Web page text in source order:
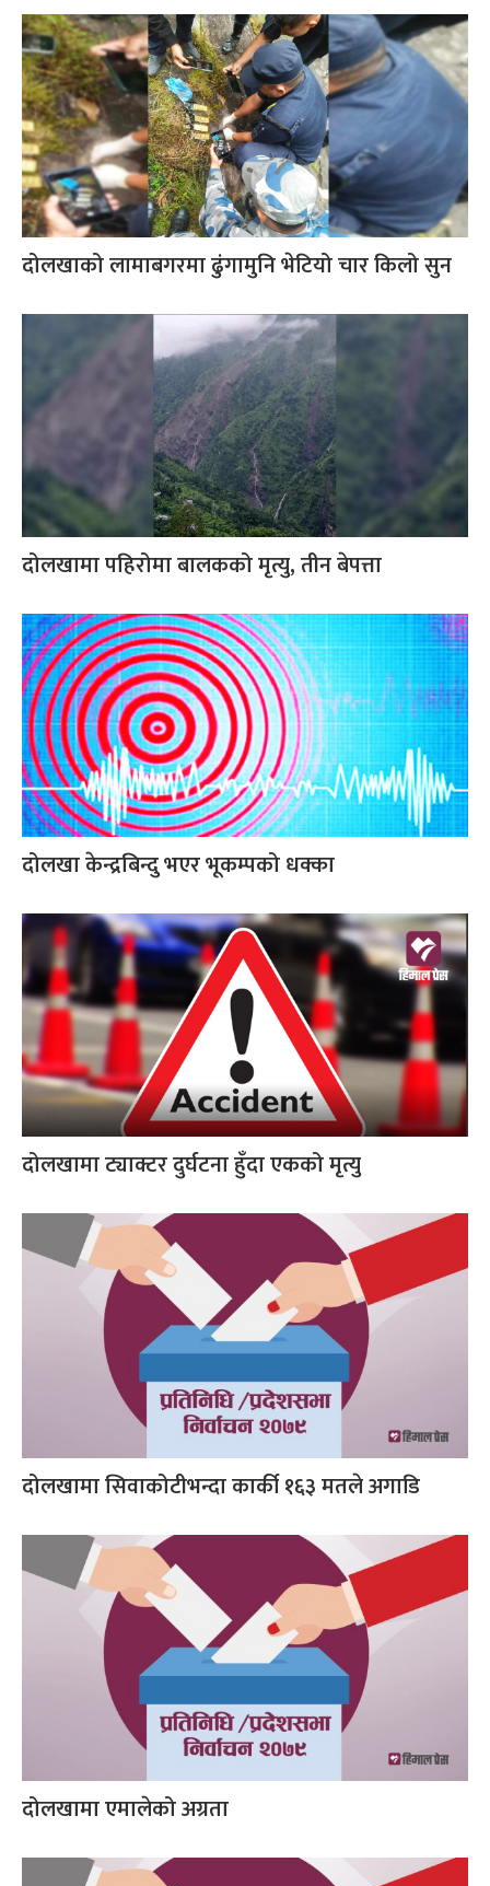
दोलखाको लामाबगरमा ढुंगामुनि भेटियो चार किलो सुन
दोलखामा पहिरोमा बालकको मृत्यु, तीन बेपत्ता
दोलखा केन्द्रबिन्दु भएर भूकम्पको धक्का
दोलखामा ट्याक्टर दुर्घटना हुँदा एकको मृत्यु
दोलखामा सिवाकोटीभन्दा कार्की १६३ मतले अगाडि
दोलखामा एमालेको अग्रता